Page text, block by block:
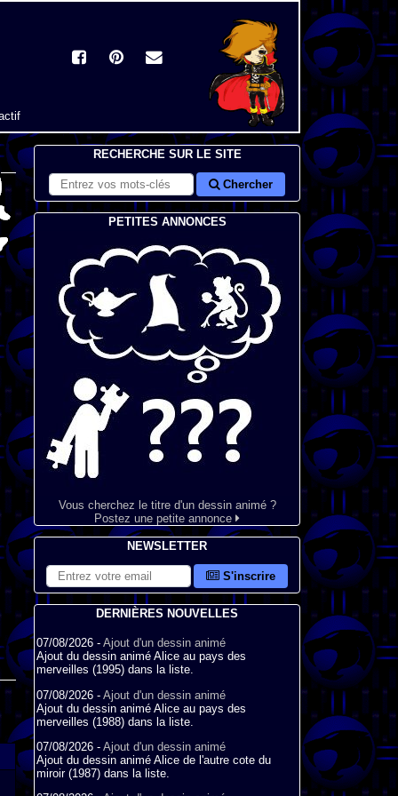
RECHERCHE SUR LE SITE
Chercher
PETITES ANNONCES
Vous cherchez le titre d'un dessin animé ?
Postez une petite annonce
NEWSLETTER
S'inscrire
DERNIÈRES NOUVELLES
07/08/2026 - Ajout d'un dessin animé
Ajout du dessin animé Alice au pays des
merveilles (1995) dans la liste.
07/08/2026 - Ajout d'un dessin animé
Ajout du dessin animé Alice au pays des
merveilles (1988) dans la liste.
07/08/2026 - Ajout d'un dessin animé
Ajout du dessin animé Alice de l'autre cote du
miroir (1987) dans la liste.